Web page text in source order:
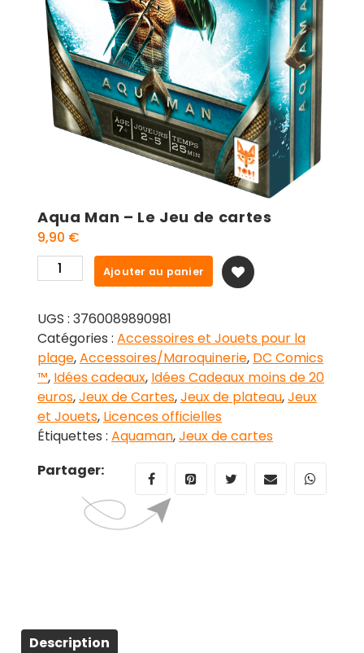
Aqua Man – Le Jeu de cartes
9,90 €
quantité
de
Man
-
Le
Jeu
de
cartes
Ajouter au panier
UGS : 3760089890981
Catégories : Accessoires et Jouets pour la
plage,Accessoires/Maroquinerie, DC Comics
™, Idées cadeaux, Idées Cadeaux moins de 20
euros,Jeux de Cartes,Jeux de plateau,Jeux
et Jouets, Licences officielles
Étiquettes : Aquaman,Jeux de cartes
Partager:
Description